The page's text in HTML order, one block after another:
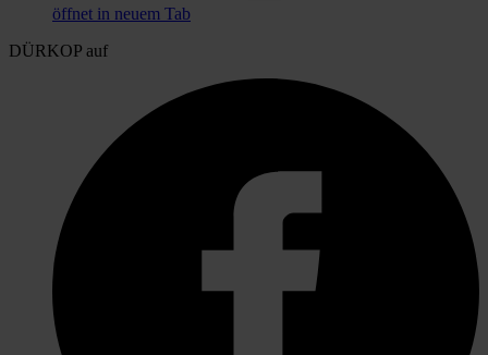
öffnet in neuem Tab
DÜRKOP auf